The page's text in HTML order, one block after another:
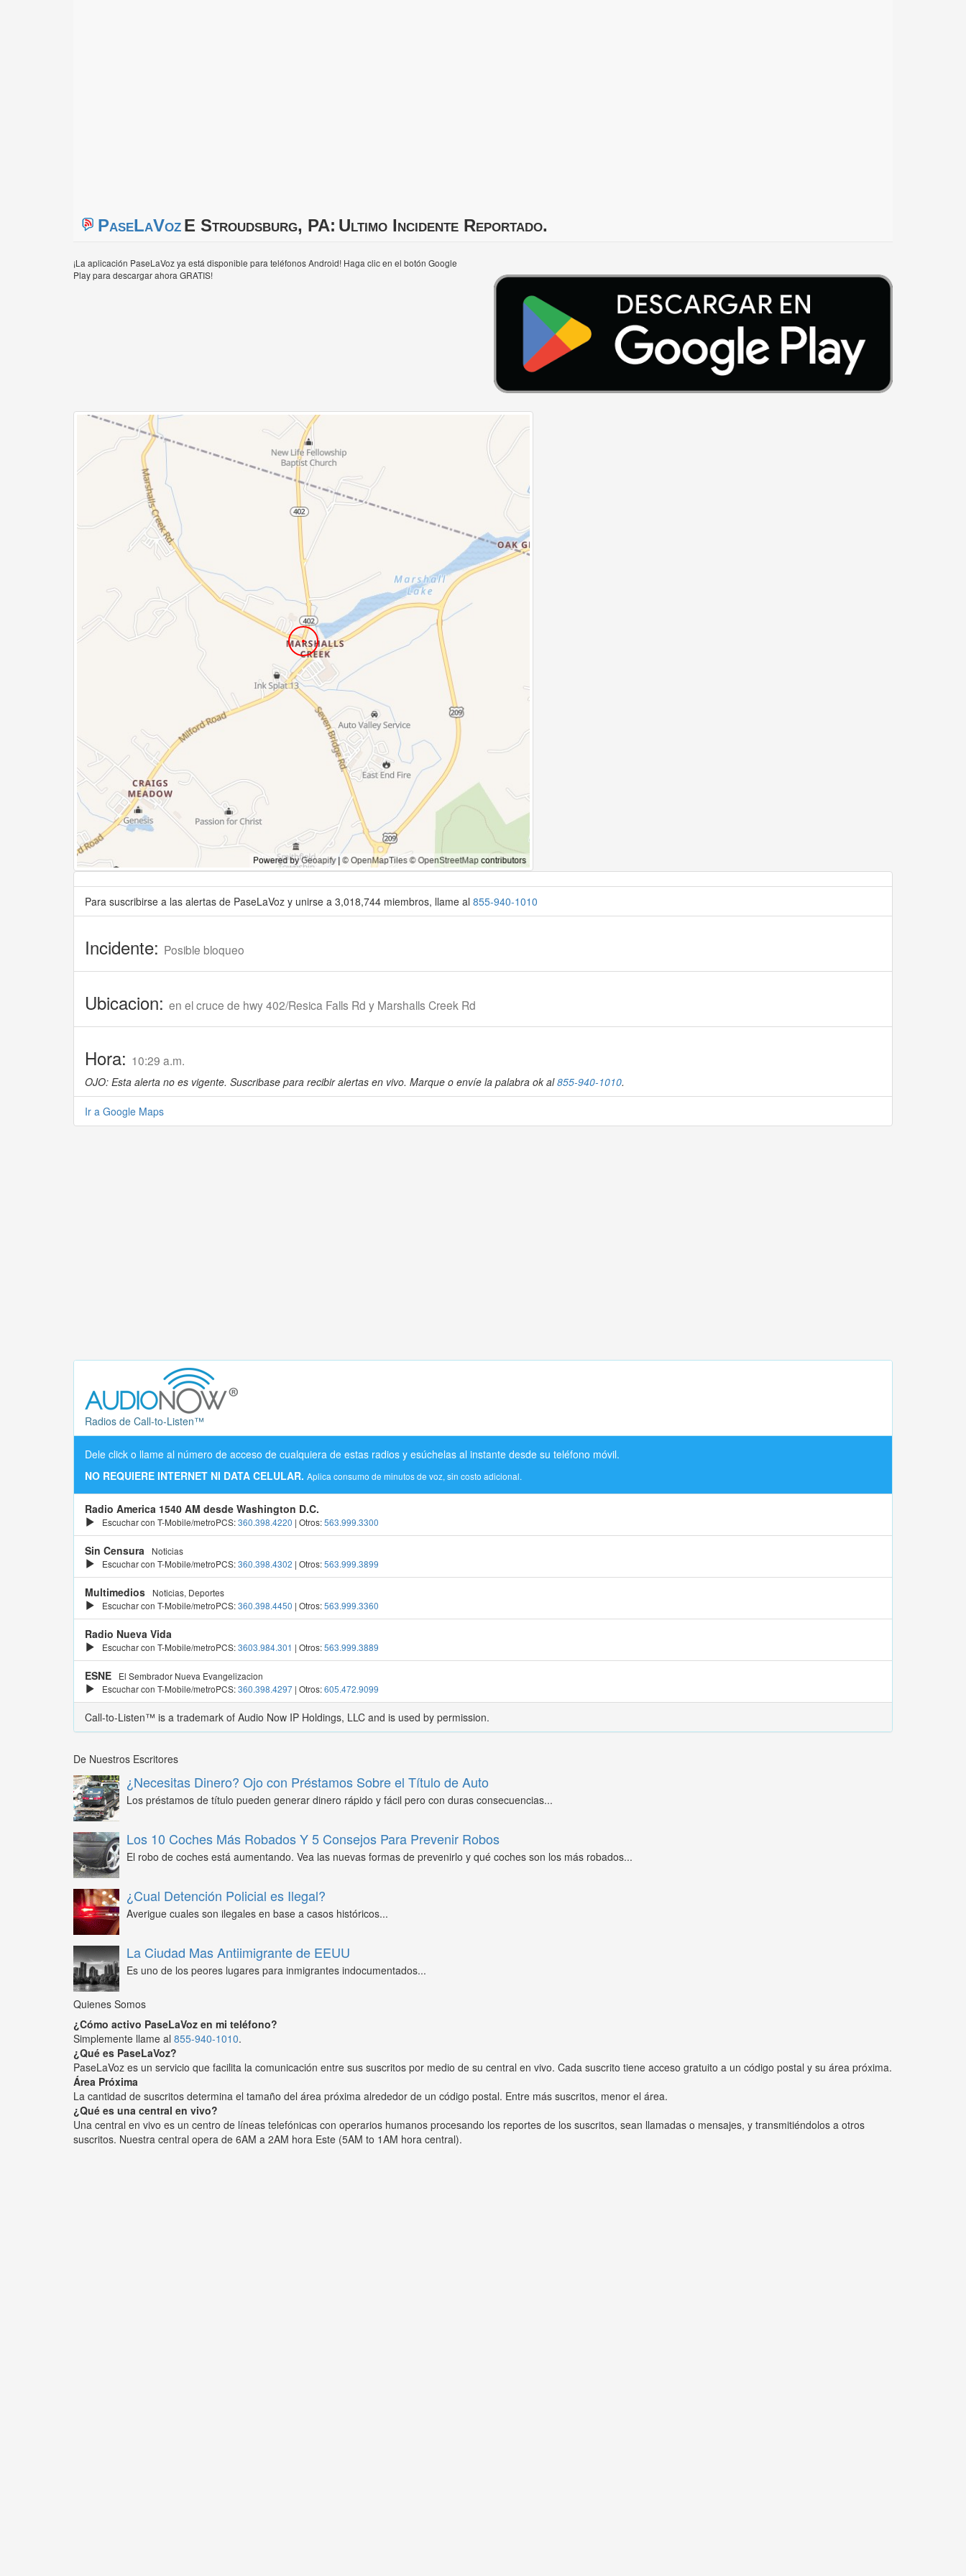
PaseLaVozE Stroudsburg, PA: Ultimo Incidente Reportado.
¡La aplicación PaseLaVoz ya está disponible para teléfonos Android! Haga clic en el botón Google
Play para descargar ahora GRATIS!
Para suscribirse a las alertas de PaseLaVoz y unirse a 3,018,744 miembros, llame al 855-940-1010
Incidente: Posible bloqueo
Ubicacion: en el cruce de hwy 402/Resica Falls Rd y Marshalls Creek Rd
Hora: 10:29 a.m.
OJO: Esta alerta no es vigente. Suscribase para recibir alertas en vivo. Marque o envíe la palabra ok al855-940-1010.
Ir a Google Maps
Radios de Call-to-Listen™
Dele click o llame al número de acceso de cualquiera de estas radios y esúchelas al instante desde su teléfono móvil.
NO REQUIERE INTERNET NI DATA CELULAR. Aplica consumo de minutos de voz, sin costo adicional.
Radio America 1540 AM desde Washington D.C.
Escuchar con T-Mobile/metroPCS:360.398.4220 | Otros:563.999.3300
Sin Censura
Noticias
Escuchar con T-Mobile/metroPCS:360.398.4302 | Otros:563.999.3899
Multimedios
Noticias, Deportes
Escuchar con T-Mobile/metroPCS:360.398.4450 | Otros:563.999.3360
Radio Nueva Vida
Escuchar con T-Mobile/metroPCS:3603.984.301 | Otros:563.999.3889
ESNE
El Sembrador Nueva Evangelizacion
Escuchar con T-Mobile/metroPCS:360.398.4297 | Otros:605.472.9099
Call-to-Listen™ is a trademark of Audio Now IP Holdings, LLC and is used by permission.
De Nuestros Escritores
¿Necesitas Dinero? Ojo con Préstamos Sobre el Título de Auto
Los préstamos de título pueden generar dinero rápido y fácil pero con duras consecuencias...
Los 10 Coches Más Robados Y 5 Consejos Para Prevenir Robos
El robo de coches está aumentando. Vea las nuevas formas de prevenirlo y qué coches son los más robados...
¿Cual Detención Policial es Ilegal?
Averigue cuales son ilegales en base a casos históricos...
La Ciudad Mas Antiimigrante de EEUU
Es uno de los peores lugares para inmigrantes indocumentados...
Quienes Somos
¿Cómo activo PaseLaVoz en mi teléfono?
Simplemente llame al 855-940-1010.
¿Qué es PaseLaVoz?
PaseLaVoz es un servicio que facilita la comunicación entre sus suscritos por medio de su central en vivo. Cada suscrito tiene acceso gratuito a un código postal y su área próxima.
Área Próxima
La cantidad de suscritos determina el tamaño del área próxima alrededor de un código postal. Entre más suscritos, menor el área.
¿Qué es una central en vivo?
Una central en vivo es un centro de líneas telefónicas con operarios humanos procesando los reportes de los suscritos, sean llamadas o mensajes, y transmitiéndolos a otros
suscritos. Nuestra central opera de 6AM a 2AM hora Este (5AM to 1AM hora central).